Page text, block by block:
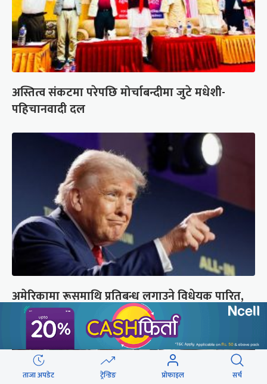
अस्तित्व संकटमा परेपछि मोर्चाबन्दीमा जुटे मधेशी-
पहिचानवादी दल
अमेरिकामा रूसमाथि प्रतिबन्ध लगाउने विधेयक पारित,
भारतसहित ५ देशमा शतप्रतिशत भन्सार शुल्क
ताजा अपडेट ट्रेन्डिङ प्रोफाइल सर्च